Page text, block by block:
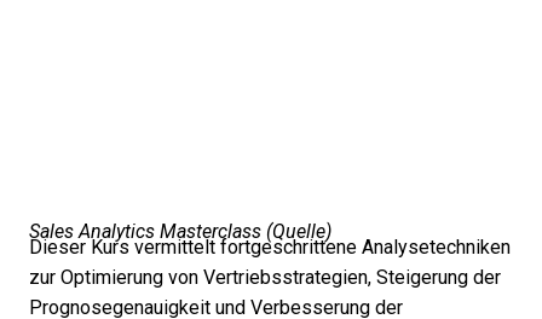
Sales Analytics Masterclass (Quelle)
Dieser Kurs vermittelt fortgeschrittene Analysetechniken
zur Optimierung von Vertriebsstrategien, Steigerung der
Prognosegenauigkeit und Verbesserung der